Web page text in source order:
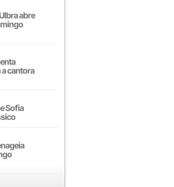
abre
cantora
Sofia